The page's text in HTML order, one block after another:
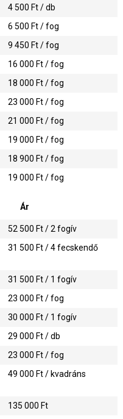
4 500 Ft / db
6 500 Ft / fog
9 450 Ft / fog
16 000 Ft / fog
18 000 Ft / fog
23 000 Ft / fog
21 000 Ft / fog
19 000 Ft / fog
18 900 Ft / fog
19 000 Ft / fog
Ár
52 500 Ft / 2 fogív
31 500 Ft / 4 fecskendő
31 500 Ft / 1 fogív
23 000 Ft / fog
30 000 Ft / 1 fogív
29 000 Ft / db
23 000 Ft / fog
49 000 Ft / kvadráns
135 000 Ft